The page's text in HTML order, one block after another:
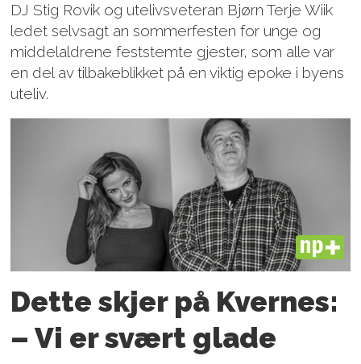
DJ Stig Rovik og utelivsveteran Bjørn Terje Wiik
ledet selvsagt an sommerfesten for unge og
middelaldrene feststemte gjester, som alle var
en del av tilbakeblikket på en viktig epoke i byens
uteliv.
PLUS
Dette skjer på Kvernes:
– Vi er svært glade